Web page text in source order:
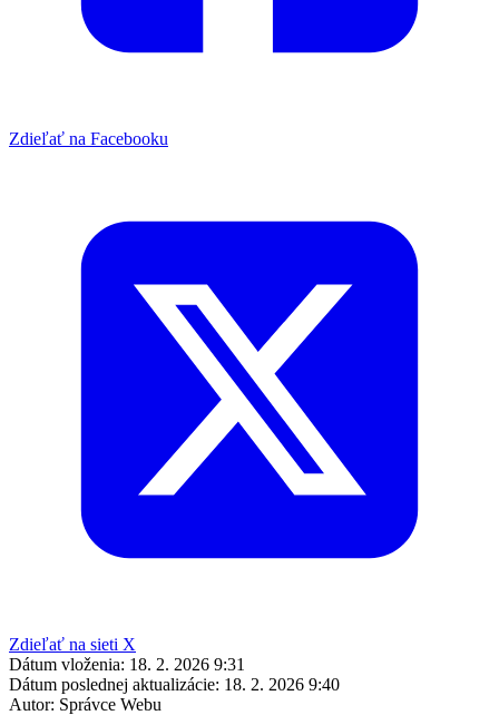
Zdieľať na Facebooku
Zdieľať na sieti X
Dátum vloženia: 18. 2. 2026 9:31
Dátum poslednej aktualizácie: 18. 2. 2026 9:40
Autor: Správce Webu